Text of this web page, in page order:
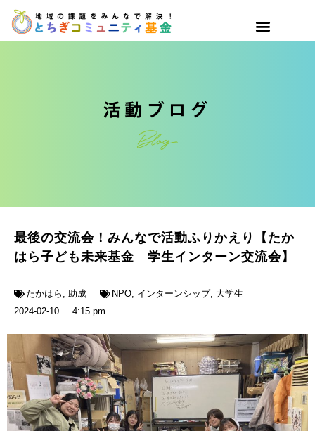
最後の交流会！みんなで活動ふりかえり【たか
はら子ども未来基金 学生インターン交流会】
たかはら , 助成 NPO, インターンシップ, 大学生
2024-02-10
4:15 pm